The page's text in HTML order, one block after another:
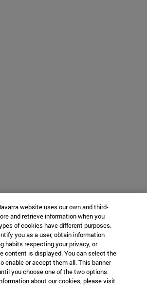
website uses our own and third-
and retrieve information when you
of cookies have different purposes.
you as a user, obtain information
habits respecting your privacy, or
content is displayed. You can select the
enable or accept them all. This banner
you choose one of the two options.
about our cookies, please visit